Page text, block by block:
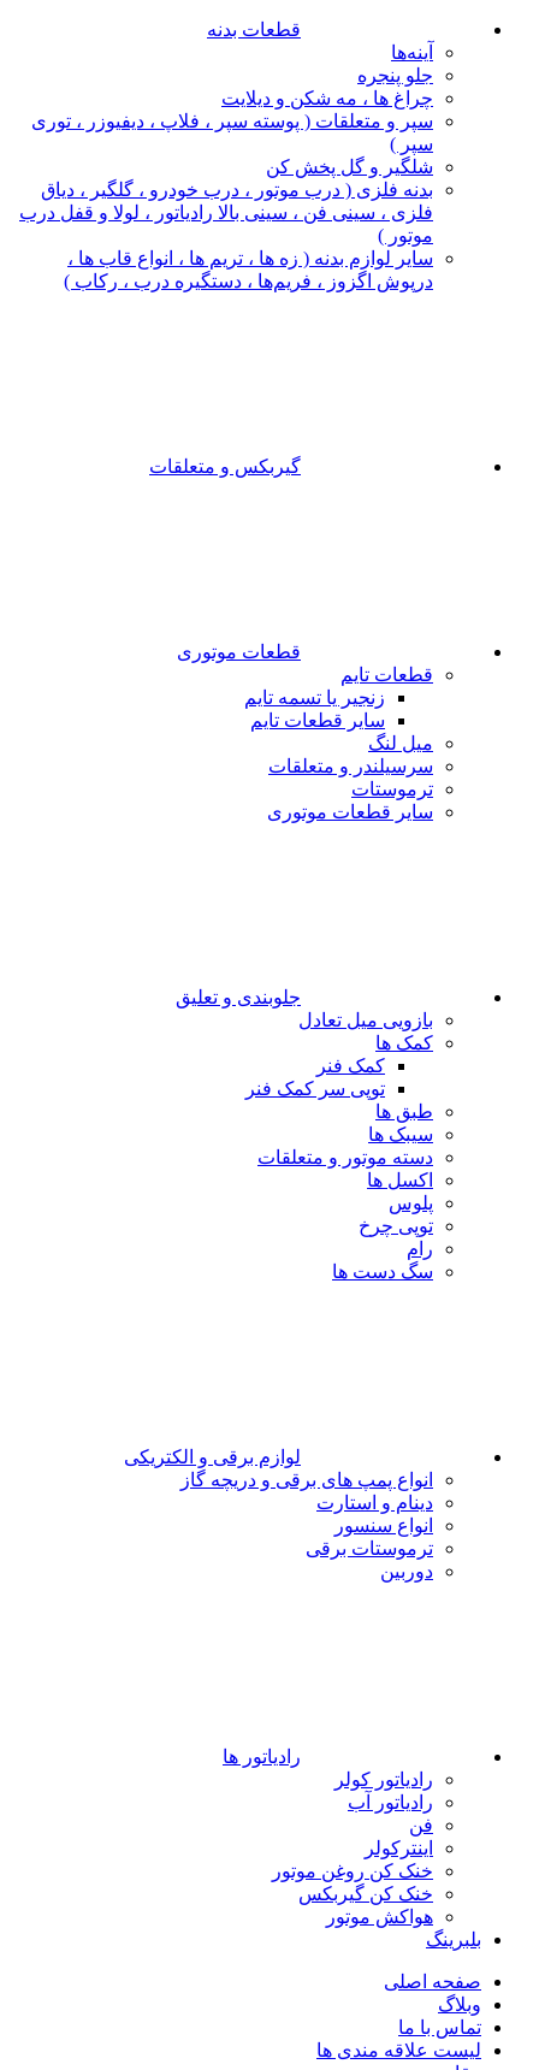
قطعات بدنه
آینه‌ها
جلو پنجره
چراغ‌ ها ، مه‌ شکن و دیلایت
سپر و متعلقات ( پوسته سپر ، فلاپ ، دیفیوزر ، توری
سپر )
شلگیر و گل‌ پخش‌ کن
بدنه فلزی ( درب موتور ، درب خودرو ، گلگیر ، دیاق
فلزی ، سینی فن ، سینی بالا رادیاتور ، لولا و قفل درب
موتور )
سایر لوازم بدنه ( زه ها ، تریم ها ، انواع قاب ها ،
درپوش اگزوز ، فریم‌ها ، دستگیره درب ، رکاب )
گیربکس و متعلقات
قطعات موتوری
قطعات تایم
زنجیر یا تسمه تایم
سایر قطعات تایم
میل لنگ
سرسیلندر و متعلقات
ترموستات
سایر قطعات موتوری
جلوبندی و تعلیق
بازویی میل تعادل
کمک ها
کمک فنر
توپی سر کمک فنر
طبق ها
سیبک ها
دسته موتور و متعلقات
اکسل ها
پلوس
توپی چرخ
رام
سگ دست ها
لوازم برقی و الکتریکی
انواع پمپ های برقی و دریچه گاز
دینام و استارت
انواع سنسور
ترموستات برقی
دوربین
رادیاتور ها
رادیاتور کولر
رادیاتور آب
فن
اینترکولر
خنک کن روغن موتور
خنک کن گیربکس
هواکش موتور
بلبرینگ
صفحه اصلی
وبلاگ
تماس با ما
لیست علاقه مندی ها